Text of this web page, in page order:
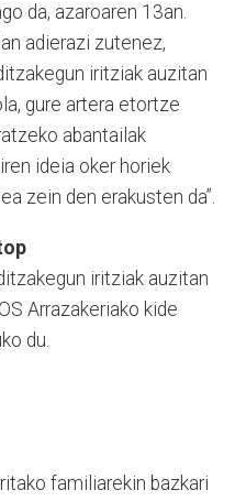
da, azaroaren 13an.
adierazi zutenez,
iritziak auzitan
gure artera etortze
abantailak
ideia oker horiek
zein den erakusten da”.
iritziak auzitan
Arrazakeriako kide
du.
familiarekin bazkari